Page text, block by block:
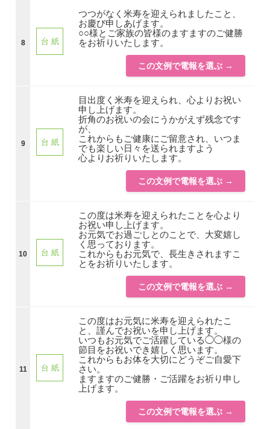
8 台 紙
つつがなく米寿を迎えられましたこと、
お慶び申しあげます。
○○様とご家族の皆様のますますのご健勝
をお祈りいたします。
この文例で電報を選ぶ →
9 台 紙
目出度く米寿を迎えられ、心よりお祝い
申し上げます。
折角のお祝いの会にうかがえず残念です
が、
これからもご健康にご留意され、いつま
でも楽しい日々を送られますよう
心よりお祈りいたします。
この文例で電報を選ぶ →
10 台 紙
この度は米寿を迎えられたことを心より
お祝い申し上げます。
お元気でお過ごしとのことで、大変嬉し
く思っております。
これからもお元気で、長生きされますこ
とをお祈りいたします。
この文例で電報を選ぶ →
11 台 紙
この度はお元気に米寿を迎えられたこ
と、謹んでお祝いを申し上げます。
いつもお元気でご活躍している◯◯様の
節目をお祝いでき嬉しく思います。
これからもお体を大切にどうぞご自愛下
さい。
ますますのご健勝・ご活躍をお祈り申し
上げます。
この文例で電報を選ぶ →